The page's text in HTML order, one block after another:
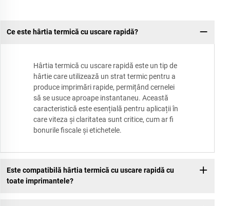
Ce este hârtia termică cu uscare rapidă?
Hârtia termică cu uscare rapidă este un tip de
hârtie care utilizează un strat termic pentru a
produce imprimări rapide, permițând cernelei
să se usuce aproape instantaneu. Această
caracteristică este esențială pentru aplicații în
care viteza și claritatea sunt critice, cum ar fi
bonurile fiscale și etichetele.
Este compatibilă hârtia termică cu uscare rapidă cu
toate imprimantele?